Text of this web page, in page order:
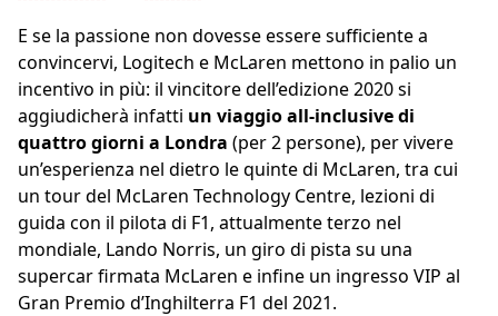
E se la passione non dovesse essere sufficiente a
convincervi, Logitech e McLaren mettono in palio un
incentivo in più: il vincitore dell’edizione 2020 si
aggiudicherà infatti un viaggio all-inclusive di
quattro giorni a Londra (per 2 persone), per vivere
un’esperienza nel dietro le quinte di McLaren, tra cui
un tour del McLaren Technology Centre, lezioni di
guida con il pilota di F1, attualmente terzo nel
mondiale, Lando Norris, un giro di pista su una
supercar firmata McLaren e infine un ingresso VIP al
Gran Premio d’Inghilterra F1 del 2021.